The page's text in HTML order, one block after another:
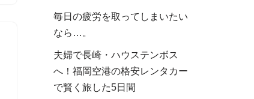
毎日の疲労を取ってしまいたい
なら…。
夫婦で長崎・ハウステンボス
へ！福岡空港の格安レンタカー
で賢く旅した5日間